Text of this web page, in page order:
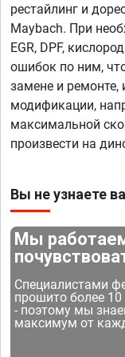
рестайлинг и
Maybach. При
EGR, DPF,
ошибок по ним,
замене и ремонте,
модификации,
максимальной
произвести на
Вы не узнаете
Мы
Специалистами
прошито более
- поэтому мы
максимум от